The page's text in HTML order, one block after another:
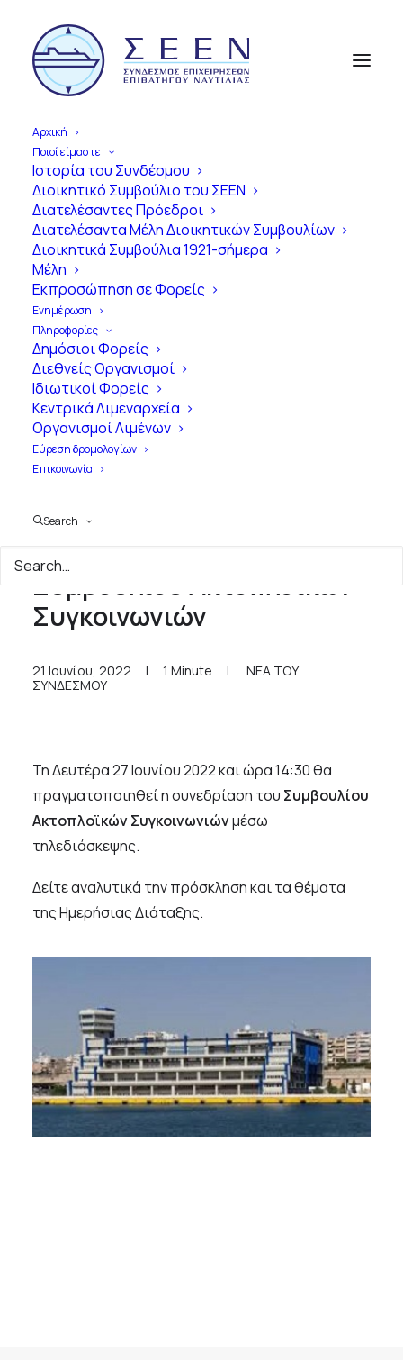
Αρχική
Ποιοί είμαστε
Ιστορία του Συνδέσμου
Διοικητικό Συμβούλιο του ΣΕΕΝ
Διατελέσαντες Πρόεδροι
Διατελέσαντα Μέλη Διοικητικών Συμβουλίων
Διοικητικά Συμβούλια 1921-σήμερα
Μέλη
Εκπροσώπηση σε Φορείς
Ενημέρωση
Πληροφορίες
Δημόσιοι Φορείς
Διεθνείς Οργανισμοί
Ιδιωτικοί Φορείς
Κεντρικά Λιμεναρχεία
Οργανισμοί Λιμένων
Εύρεση δρομολογίων
Επικοινωνία
Search
ΑπότηνΊδρυ
ΣύγχρονηΕποχή
100Χρόνια
Επιβα
στηνΕλλά δ
Πρόσκληση Συνεδρίασης
Συμβουλίου Ακτοπλοϊκών
Συγκοινωνιών
21 Ιουνίου, 2022 | 1 Minute |
ΝΕΑ ΤΟΥ
ΣΥΝΔΕΣΜΟΥ
Τη Δευτέρα 27 Ιουνίου 2022 και ώρα 14:30 θα
πραγματοποιηθεί η συνεδρίαση του Συμβουλίου
Ακτοπλοϊκών Συγκοινωνιώνμέσω
τηλεδιάσκεψης.
Δείτε αναλυτικά τηνπρόσκλησηκαι τα θέματα
τηςΗμερήσιας Διάταξης.